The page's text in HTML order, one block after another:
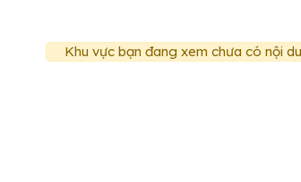
Khu vực bạn đang xem chưa có nội